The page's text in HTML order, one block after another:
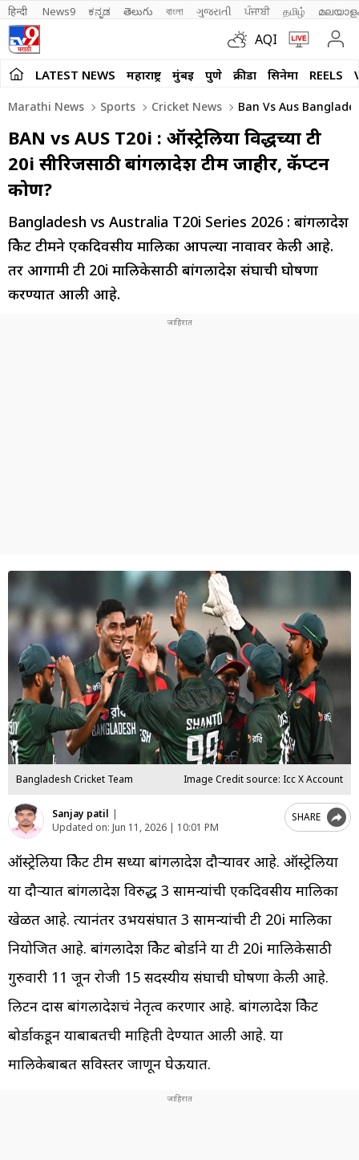
हिन्दी News9 ಕನ್ನಡ తెలుగు বাংলা ગુજરાતી ਪੰਜਾਬੀ தமிழ்
AQI
LATEST NEWS महाराष्ट्र मुंबई पुणे क्रीडा सिनेमा REELS
Marathi News Sports Cricket News Ban Vs Aus
BAN vs AUS T20i : ऑस्ट्रेलिया विरूद्धच्या टी
20i सीरिजसाठी बांगलादेश टीम जाहीर, कॅप्टन
कोण?
Bangladesh vs Australia T20i Series 2026 : बांगलादेश
क्रिकेट टीमने एकदिवसीय मालिका आपल्या नावावर केली आहे.
तर आगामी टी 20i मालिकेसाठी बांगलादेश संघाची घोषणा
करण्यात आली आहे.
Bangladesh Cricket Team Image Credit source: Icc X Account
Sanjay patil |
Updated on: Jun 11, 2026 | 10:01 PM
SHARE
ऑस्ट्रेलिया क्रिकेट टीम सध्या बांगलादेश दौऱ्यावर आहे. ऑस्ट्रेलिया
या दौऱ्यात बांगलादेश विरुद्ध 3 सामन्यांची एकदिवसीय मालिका
खेळत आहे. त्यानंतर उभयसंघात 3 सामन्यांची टी 20i मालिका
नियोजित आहे. बांगलादेश क्रिकेट बोर्डाने या टी 20i मालिकेसाठी
गुरुवारी 11 जून रोजी 15 सदस्यीय संघाची घोषणा केली आहे.
लिटन दास बांगलादेशचं नेतृत्व करणार आहे. बांगलादेश क्रिकेट
बोर्डाकडून याबाबतची माहिती देण्यात आली आहे. या
मालिकेबाबत सविस्तर जाणून घेऊयात.